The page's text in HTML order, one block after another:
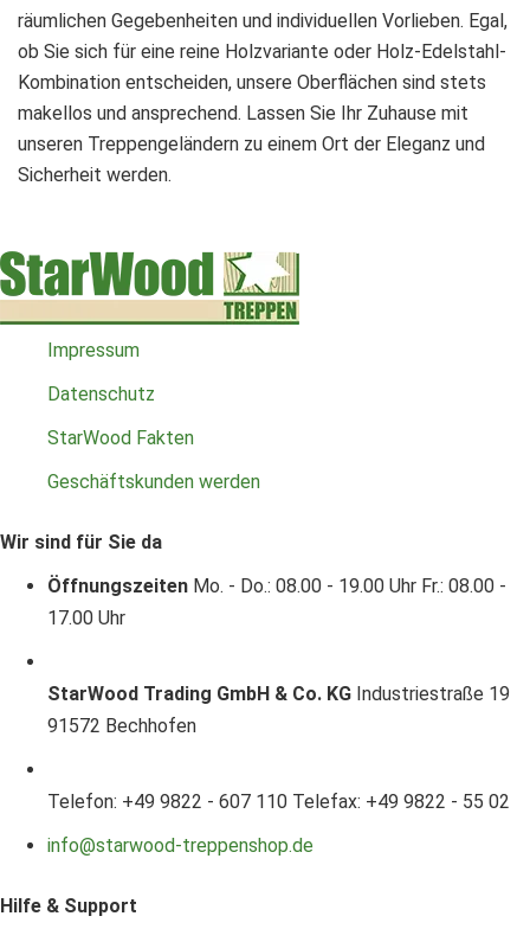
räumlichen Gegebenheiten und individuellen Vorlieben. Egal,
ob Sie sich für eine reine Holzvariante oder Holz-Edelstahl-
Kombination entscheiden, unsere Oberflächen sind stets
makellos und ansprechend. Lassen Sie Ihr Zuhause mit
unseren Treppengeländern zu einem Ort der Eleganz und
Sicherheit werden.
Impressum
Datenschutz
StarWood Fakten
Geschäftskunden werden
Wir sind für Sie da
Öffnungszeiten Mo. - Do.: 08.00 - 19.00 Uhr Fr.: 08.00 -
17.00 Uhr
StarWood Trading GmbH & Co. KG Industriestraße 19
91572 Bechhofen
Telefon: +49 9822 - 607 110 Telefax: +49 9822 - 55 02
info@starwood-treppenshop.de
Hilfe & Support